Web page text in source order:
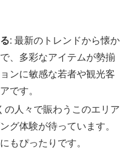
: 最新のトレンドから懐か
、多彩なアイテムが勢揃
ンに敏感な若者や観光客
です。
の人々で賑わうこのエリア
グ体験が待っています。
もぴったりです。